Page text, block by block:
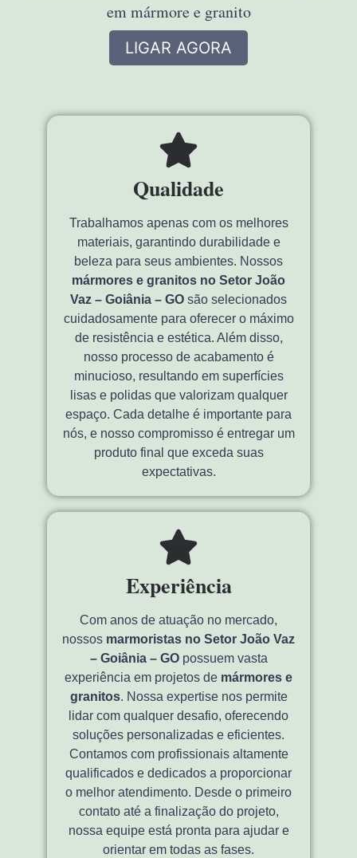
em mármore e granito
LIGAR AGORA
Qualidade
Trabalhamos apenas com os melhores
materiais, garantindo durabilidade e
beleza para seus ambientes. Nossos
mármores e granitos no Setor João
Vaz – Goiânia – GO são selecionados
cuidadosamente para oferecer o máximo
de resistência e estética. Além disso,
nosso processo de acabamento é
minucioso, resultando em superfícies
lisas e polidas que valorizam qualquer
espaço. Cada detalhe é importante para
nós, e nosso compromisso é entregar um
produto final que exceda suas
expectativas.
Experiência
Com anos de atuação no mercado,
nossos marmoristas no Setor João Vaz
– Goiânia – GOpossuem vasta
experiência em projetos de mármores e
granitos. Nossa expertise nos permite
lidar com qualquer desafio, oferecendo
soluções personalizadas e eficientes.
Contamos com profissionais altamente
qualificados e dedicados a proporcionar
o melhor atendimento. Desde o primeiro
contato até a finalização do projeto,
nossa equipe está pronta para ajudar e
orientar em todas as fases.